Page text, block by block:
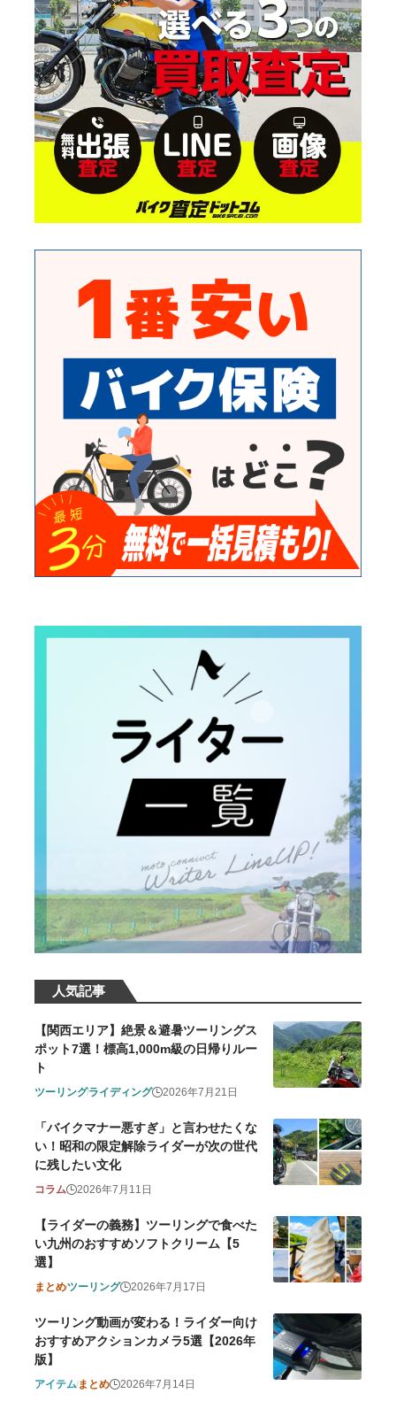
人気記事
【関西エリア】絶景＆避暑ツーリングス
ポット7選！標高1,000m級の日帰りルー
ト
ツーリングライディング 2026年7月21日
「バイクマナー悪すぎ」と言わせたくな
い！昭和の限定解除ライダーが次の世代
に残したい文化
コラム 2026年7月11日
【ライダーの義務】ツーリングで食べた
い九州のおすすめソフトクリーム【5
選】
まとめツーリング 2026年7月17日
ツーリング動画が変わる！ライダー向け
おすすめアクションカメラ5選【2026年
版】
アイテムまとめ 2026年7月14日